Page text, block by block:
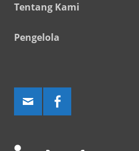
Tentang Kami
Pengelola